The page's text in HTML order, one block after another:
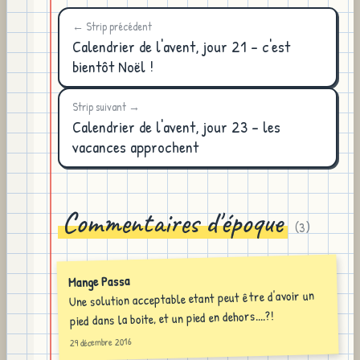
← Strip précédent
Calendrier de l'avent, jour 21 - c'est
bientôt Noël !
Strip suivant →
Calendrier de l'avent, jour 23 - les
vacances approchent
Commentaires d'époque (3)
Mange Passa
Une solution acceptable etant peut être d'avoir un
pied dans la boite, et un pied en dehors....?!
29 décembre 2016